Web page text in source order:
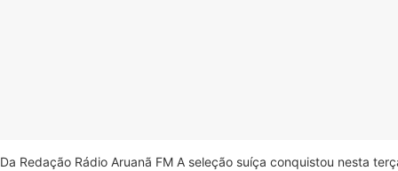
Da Redação Rádio Aruanã FM A seleção suíça conquistou nesta